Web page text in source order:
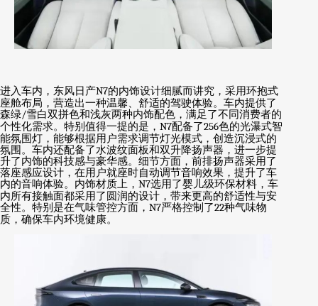
进入车内，东风日产N7的内饰设计细腻而讲究，采用环抱式
座舱布局，营造出一种温馨、舒适的驾驶体验。车内提供了
森绿/雪白双拼色和浅灰两种内饰配色，满足了不同消费者的
个性化需求。特别值得一提的是， N7配备了256色的光瀑式智
能氛围灯，能够根据用户需求调节灯光模式，创造沉浸式的
氛围。车内还配备了水波纹面板和双升降扬声器，进一步提
升了内饰的科技感与豪华感。细节方面，前排扬声器采用了
落座感应设计，在用户就座时自动调节音响效果，提升了车
内的音响体验。内饰材质上， N7选用了婴儿级环保材料，车
内所有接触面都采用了圆润的设计，带来更高的舒适性与安
全性。特别是在气味管控方面， N7严格控制了22种气味物
质，确保车内环境健康。